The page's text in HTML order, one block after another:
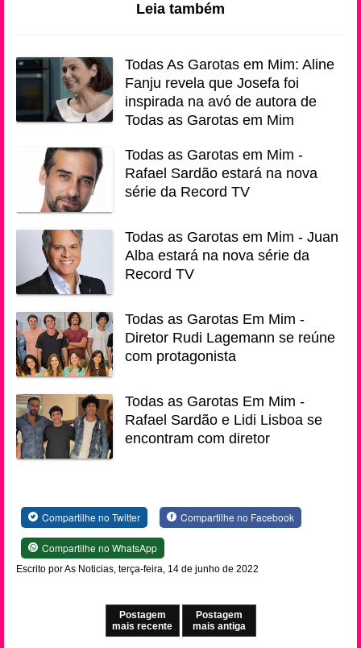
Leia também
Todas As Garotas em Mim: Aline
Fanju revela que Josefa foi
inspirada na avó de autora de
Todas as Garotas em Mim
Todas as Garotas em Mim -
Rafael Sardão estará na nova
série da Record TV
Todas as Garotas em Mim - Juan
Alba estará na nova série da
Record TV
Todas as Garotas Em Mim -
Diretor Rudi Lagemann se reúne
com protagonista
Todas as Garotas Em Mim -
Rafael Sardão e Lidi Lisboa se
encontram com diretor
Compartilhe no Twitter Compartilhe no Facebook
Compartilhe no WhatsApp
Escrito por As Noticias, terça-feira, 14 de junho de 2022
Postagem
mais recente
Postagem
mais antiga